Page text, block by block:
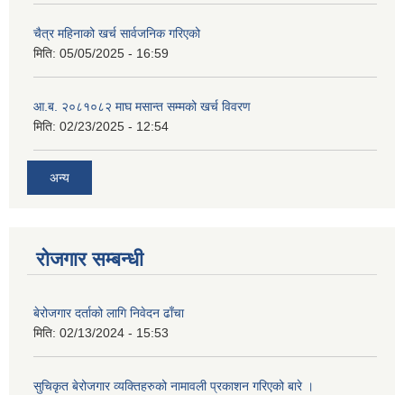
चैत्र महिनाको खर्च सार्वजनिक गरिएको
मिति: 05/05/2025 - 16:59
आ.ब. २०८१०८२ माघ मसान्त सम्मको खर्च विवरण
मिति: 02/23/2025 - 12:54
अन्य
रोजगार सम्बन्धी
बेरोजगार दर्ताको लागि निवेदन ढाँचा
मिति: 02/13/2024 - 15:53
सुचिकृत बेरोजगार व्यक्तिहरुको नामावली प्रकाशन गरिएको बारे ।